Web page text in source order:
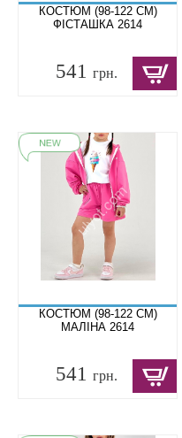
КОСТЮМ (98-122 СМ)
ФІСТАШКА 2614
541 грн.
КОСТЮМ (98-122 СМ)
МАЛІНА 2614
541 грн.